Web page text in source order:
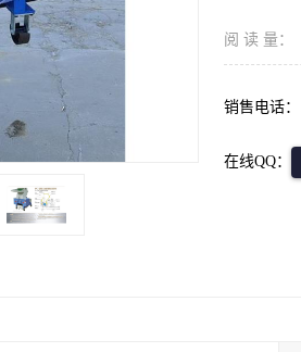
阅 读 量：
销售电话：
在线QQ：